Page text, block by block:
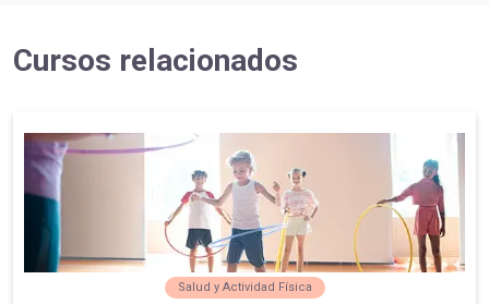
Cursos relacionados
Salud y Actividad Física